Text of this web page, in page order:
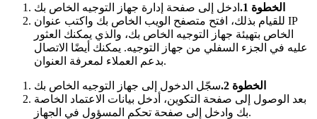
الخطوة 1.
ادخل إلى صفحة إدارة جهاز التوجيه الخاص بك
للقيام بذلك، افتح متصفح الويب الخاص بك واكتب عنوان IP
الخاص بتهيئة جهاز التوجيه الخاص بك، والذي يمكنك العثور
عليه في الجزء السفلي من جهاز التوجيه. يمكنك أيضًا الاتصال
بدعم العملاء لمعرفة العنوان.
الخطوة 2.
سجّل الدخول إلى جهاز التوجيه الخاص بك
بعد الوصول إلى صفحة التكوين، أدخل بيانات الاعتماد الخاصة
بك وادخل إلى صفحة تحكم المسؤول في الجهاز.